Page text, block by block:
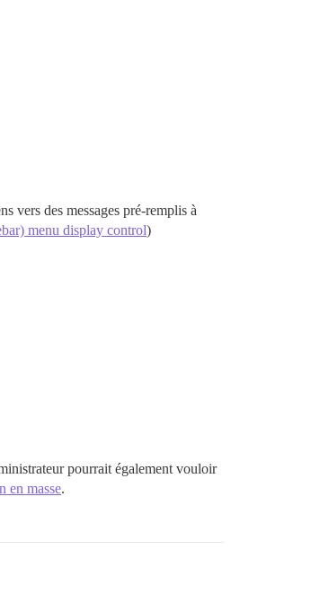
vers des messages pré-remplis à
menu display control)
pourrait également vouloir
en masse.